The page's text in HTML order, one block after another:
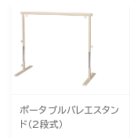
ポータブルバレエスタン
ド（2段式）